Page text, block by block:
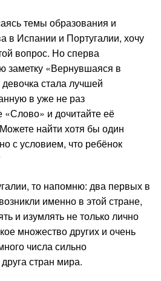
темы образования и
в Испании и Португалии, хочу
вопрос. Но сперва
заметку «Вернувшаяся в
стала лучшей
в уже не раз
«Слово» и дочитайте её
найти хотя бы один
с условием, что ребёнок
то напомню: два первых в
именно в этой стране,
и изумлять не только лично
множество других и очень
числа сильно
стран мира.